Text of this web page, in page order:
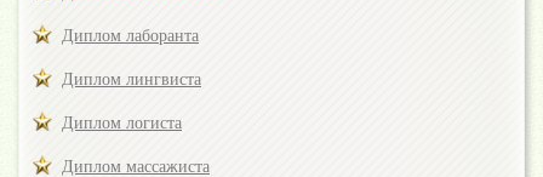
Диплом лаборанта
Диплом лингвиста
Диплом логиста
Диплом массажиста